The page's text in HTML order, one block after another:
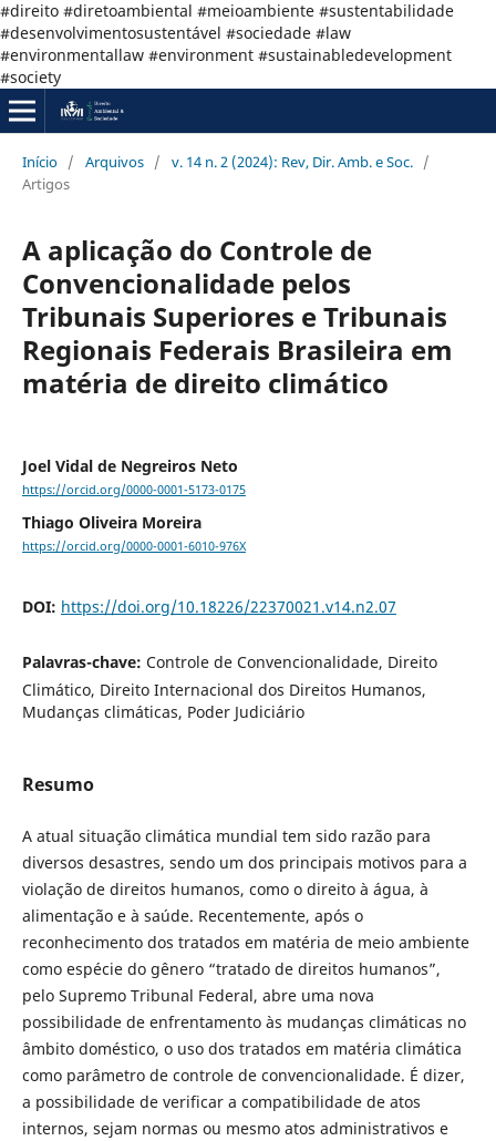
#direito #diretoambiental #meioambiente #sustentabilidade
#desenvolvimentosustentável #sociedade #law
#environmentallaw #environment #sustainabledevelopment
#society
Início / Arquivos / v. 14 n. 2 (2024): Rev, Dir. Amb. e Soc. /
Artigos
A aplicação do Controle de
Convencionalidade pelos
Tribunais Superiores e Tribunais
Regionais Federais Brasileira em
matéria de direito climático
Joel Vidal de Negreiros Neto
https://orcid.org/0000-0001-5173-0175
Thiago Oliveira Moreira
https://orcid.org/0000-0001-6010-976X
DOI: https://doi.org/10.18226/22370021.v14.n2.07
Palavras-chave: Controle de Convencionalidade, Direito
Climático, Direito Internacional dos Direitos Humanos,
Mudanças climáticas, Poder Judiciário
Resumo
A atual situação climática mundial tem sido razão para
diversos desastres, sendo um dos principais motivos para a
violação de direitos humanos, como o direito à água, à
alimentação e à saúde. Recentemente, após o
reconhecimento dos tratados em matéria de meio ambiente
como espécie do gênero “tratado de direitos humanos”,
pelo Supremo Tribunal Federal, abre uma nova
possibilidade de enfrentamento às mudanças climáticas no
âmbito doméstico, o uso dos tratados em matéria climática
como parâmetro de controle de convencionalidade. É dizer,
a possibilidade de verificar a compatibilidade de atos
internos, sejam normas ou mesmo atos administrativos e